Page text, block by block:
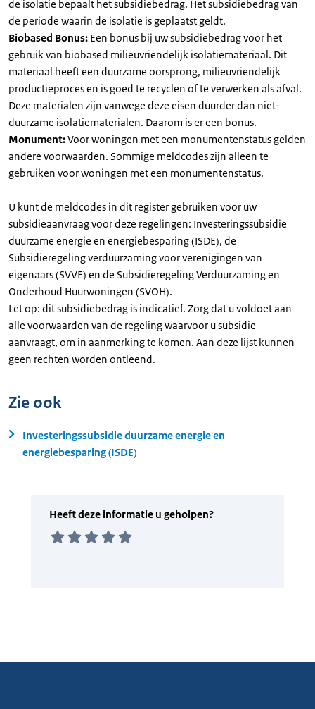
de isolatie bepaalt het subsidiebedrag. Het subsidiebedrag van
de periode waarin de isolatie is geplaatst geldt.
Biobased Bonus: Een bonus bij uw subsidiebedrag voor het
gebruik van biobased milieuvriendelijk isolatiemateriaal. Dit
materiaal heeft een duurzame oorsprong, milieuvriendelijk
productieproces en is goed te recyclen of te verwerken als afval.
Deze materialen zijn vanwege deze eisen duurder dan niet-
duurzame isolatiematerialen. Daarom is er een bonus.
Monument:Voor woningen met een monumentenstatus gelden
andere voorwaarden. Sommige meldcodes zijn alleen te
gebruiken voor woningen met een monumentenstatus.
U kunt de meldcodes in dit register gebruiken voor uw
subsidieaanvraag voor deze regelingen: Investeringssubsidie
duurzame energie en energiebesparing (ISDE), de
Subsidieregeling verduurzaming voor verenigingen van
eigenaars (SVVE) en de Subsidieregeling Verduurzaming en
Onderhoud Huurwoningen (SVOH).
Let op: dit subsidiebedrag is indicatief. Zorg dat u voldoet aan
alle voorwaarden van de regeling waarvoor u subsidie
aanvraagt, om in aanmerking te komen. Aan deze lijst kunnen
geen rechten worden ontleend.
Zie ook
Investeringssubsidie duurzame energie en
energiebesparing (ISDE)